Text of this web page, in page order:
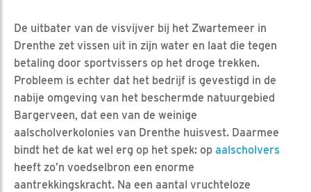
De uitbater van de visvijver bij het Zwartemeer in
Drenthe zet vissen uit in zijn water en laat die tegen
betaling door sportvissers op het droge trekken.
Probleem is echter dat het bedrijf is gevestigd in de
nabije omgeving van het beschermde natuurgebied
Bargerveen, dat een van de weinige
aalscholverkolonies van Drenthe huisvest. Daarmee
bindt het de kat wel erg op het spek: op aalscholvers
heeft zo’n voedselbron een enorme
aantrekkingskracht. Na een aantal vruchteloze